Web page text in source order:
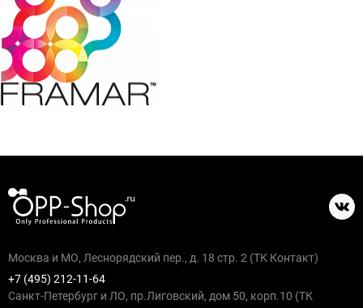
Москва и МО, Леснорядский пер., д. 18 стр. 2 (ТК Контакт)
+7 (495) 212-11-64
Санкт-Петербург и ЛО, пр.Лиговский, дом 50, корп.10 (ТК